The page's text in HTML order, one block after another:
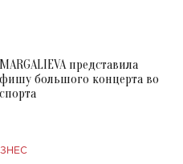
представила
большого концерта во